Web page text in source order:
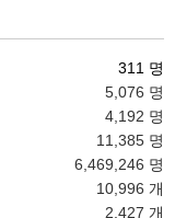
311 명
5,076 명
4,192 명
11,385 명
6,469,246 명
10,996 개
2,427 개